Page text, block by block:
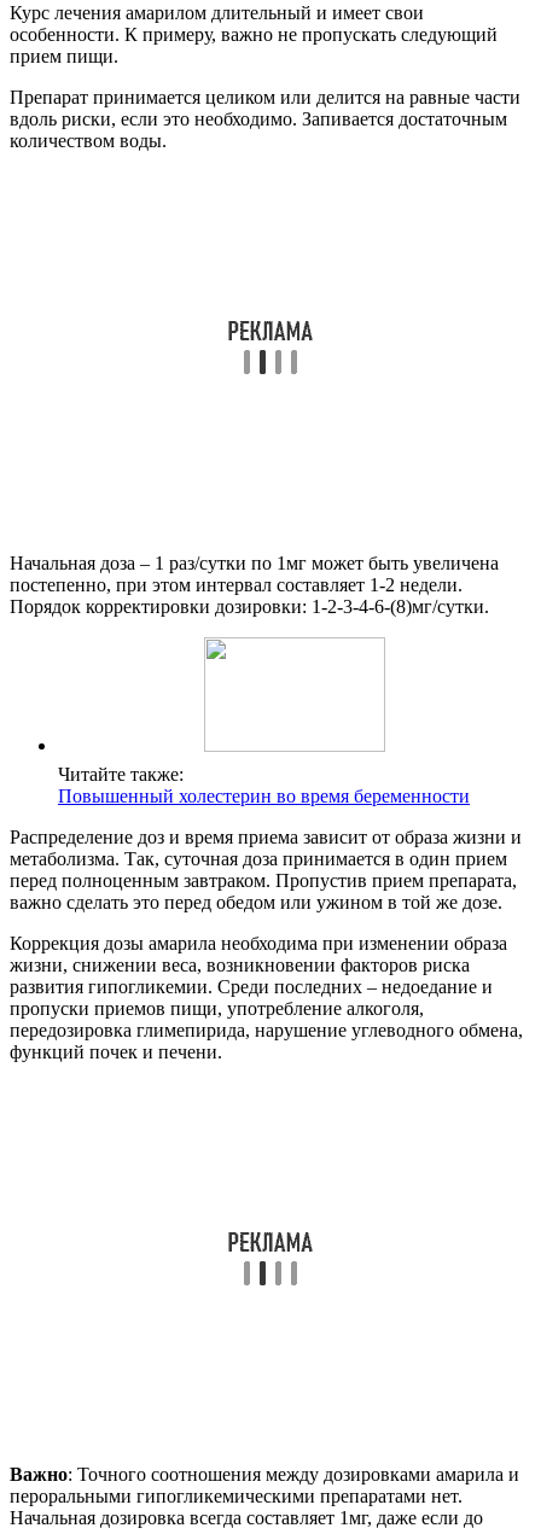
Курс лечения амарилом длительный и имеет свои
особенности. К примеру, важно не пропускать следующий
прием пищи.
Препарат принимается целиком или делится на равные части
вдоль риски, если это необходимо. Запивается достаточным
количеством воды.
Начальная доза – 1 раз/сутки по 1мг может быть увеличена
постепенно, при этом интервал составляет 1-2 недели.
Порядок корректировки дозировки: 1-2-3-4-6-(8)мг/сутки.
Читайте также:
Повышенный холестерин во время беременности
Распределение доз и время приема зависит от образа жизни и
метаболизма. Так, суточная доза принимается в один прием
перед полноценным завтраком. Пропустив прием препарата,
важно сделать это перед обедом или ужином в той же дозе.
Коррекция дозы амарила необходима при изменении образа
жизни, снижении веса, возникновении факторов риска
развития гипогликемии. Среди последних – недоедание и
пропуски приемов пищи, употребление алкоголя,
передозировка глимепирида, нарушение углеводного обмена,
функций почек и печени.
Важно: Точного соотношения между дозировками амарила и
пероральными гипогликемическими препаратами нет.
Начальная дозировка всегда составляет 1мг, даже если до